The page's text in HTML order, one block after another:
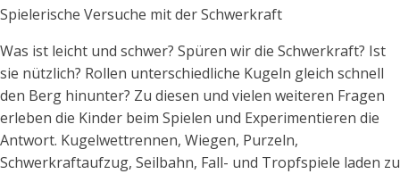
Spielerische Versuche mit der Schwerkraft
Was ist leicht und schwer? Spüren wir die Schwerkraft? Ist
sie nützlich? Rollen unterschiedliche Kugeln gleich schnell
den Berg hinunter? Zu diesen und vielen weiteren Fragen
erleben die Kinder beim Spielen und Experimentieren die
Antwort. Kugelwettrennen, Wiegen, Purzeln,
Schwerkraftaufzug, Seilbahn, Fall- und Tropfspiele laden zu